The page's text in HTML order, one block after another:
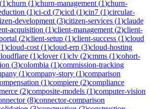
(1)churn (1)churn-management (1)churn-
(1)ci-cd (7)cicd (1)cin7 (1)circular-
development (3)citizen-services (1)claude
acquisition (1)client-management (2)client-
(2)client-setup (1)client-success (1)cloud
1)cloud-cost (1)cloud-erp (3)cloud-hosting
(1)clover(1)clv (2)cmms (1)cohort-
(3)colombia (1)commission-tracking
(1)company-story (1)comparison
(1)compiere (2)compliance
(2)composite-models (1)computer-vision
(8)connector-comparison